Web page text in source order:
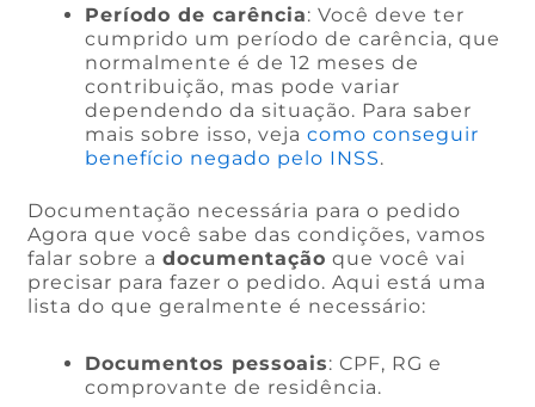
Período de carência: Você deve ter
cumprido um período de carência, que
normalmente é de 12 meses de
contribuição, mas pode variar
dependendo da situação. Para saber
mais sobre isso, vejacomo conseguir
benefício negado pelo INSS.
Documentação necessária para o pedido
Agora que você sabe das condições, vamos
falar sobre adocumentação que você vai
precisar para fazer o pedido. Aqui está uma
lista do que geralmente é necessário:
Documentos pessoais: CPF, RG e
comprovante de residência.